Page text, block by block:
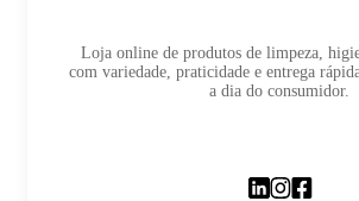
Loja online de produtos de limpeza,
com variedade, praticidade e entrega
a dia do consumidor.